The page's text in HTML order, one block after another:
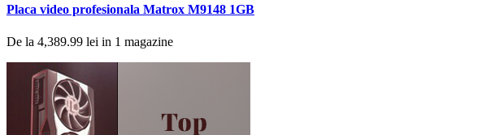
Placa video profesionala Matrox M9148 1GB
De la 4,389.99 lei in 1 magazine